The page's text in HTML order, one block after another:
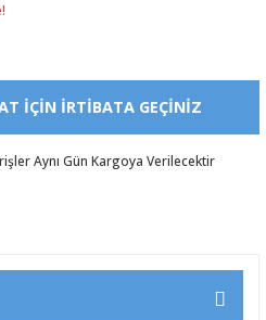
IÇIN IRTIBATA GEÇINIZ
Aynı Gün Kargoya Verilecektir